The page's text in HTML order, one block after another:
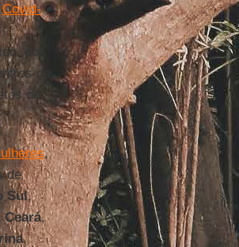
Covid-
por
de
de
,
de
Sul,
Ceará,
.